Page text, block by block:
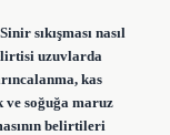
sıkışması nasıl
uzuvlarda
kas
ve soğuğa maruz
belirtileri